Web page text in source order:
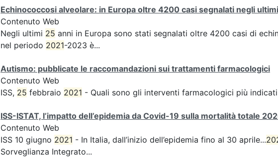
Echinococcosi alveolare: in Europa oltre 4200 casi segnalati negli ultimi
Contenuto Web
Negli ultimi 25 anni in Europa sono stati segnalati oltre 4200 casi di
nel periodo 2021-2023 è...
Autismo: pubblicate le raccomandazioni sui trattamenti farmacologici
Contenuto Web
ISS, 25 febbraio 2021 - Quali sono gli interventi farmacologici più indicati
ISS-ISTAT, l’impatto dell’epidemia da Covid-19 sulla mortalità totale
Contenuto Web
ISS 10 giugno 2021 - In Italia, dall’inizio dell’epidemia fino al 30 aprile...
Sorveglianza Integrato...